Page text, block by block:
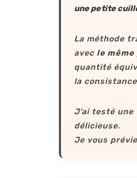
une petite
La méthode
avec le
quantité
la
J’ai testé
délicieuse.
Je vous